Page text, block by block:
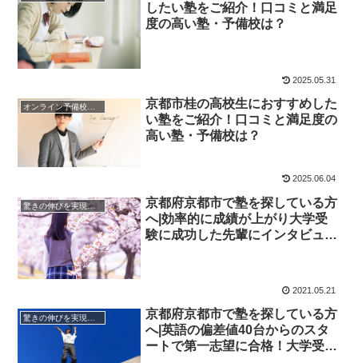
したい塾をご紹介！口コミと満足
度の高い塾・予備校は？
2025.05.31
オンライン予備校・塾の活用法
京都市桂の高校生におすすめした
い塾をご紹介！口コミと満足度の
高い塾・予備校は？
2025.06.04
驚きの伸びを実現｜先輩列伝
京都府京都市で塾を探している方
へ|効率的に成績が上がり大学受
験に成功した先輩にインタビュ
2021.05.21
京都府京都市で塾を探している方
へ|英語の偏差値40台からのスタ
ートで第一志望に合格！大学受験